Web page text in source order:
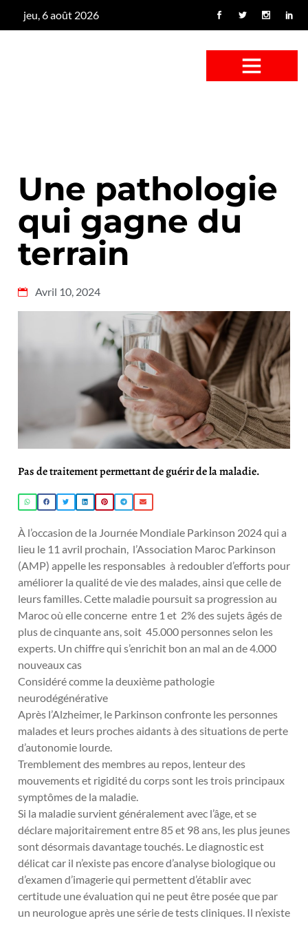
jeu, 6 août 2026
Une pathologie
qui gagne du
terrain
Avril 10, 2024
Pas de traitement permettant de guérir de la maladie.
À l’occasion de la Journée Mondiale Parkinson 2024 qui a
lieu le 11 avril prochain, l’Association Maroc Parkinson
(AMP) appelle les responsables à redoubler d’efforts pour
améliorer la qualité de vie des malades, ainsi que celle de
leurs familles. Cette maladie poursuit sa progression au
Maroc où elle concerne entre 1 et 2% des sujets âgés de
plus de cinquante ans, soit 45.000 personnes selon les
experts. Un chiffre qui s’enrichit bon an mal an de 4.000
nouveaux cas
Considéré comme la deuxième pathologie
neurodégénérative
Après l’Alzheimer, le Parkinson confronte les personnes
malades et leurs proches aidants à des situations de perte
d’autonomie lourde.
Tremblement des membres au repos, lenteur des
mouvements et rigidité du corps sont les trois principaux
symptômes de la maladie.
Si la maladie survient généralement avec l’âge, et se
déclare majoritairement entre 85 et 98 ans, les plus jeunes
sont désormais davantage touchés. Le diagnostic est
délicat car il n’existe pas encore d’analyse biologique ou
d’examen d’imagerie qui permettent d’établir avec
certitude une évaluation qui ne peut être posée que par
un neurologue après une série de tests cliniques. Il n’existe